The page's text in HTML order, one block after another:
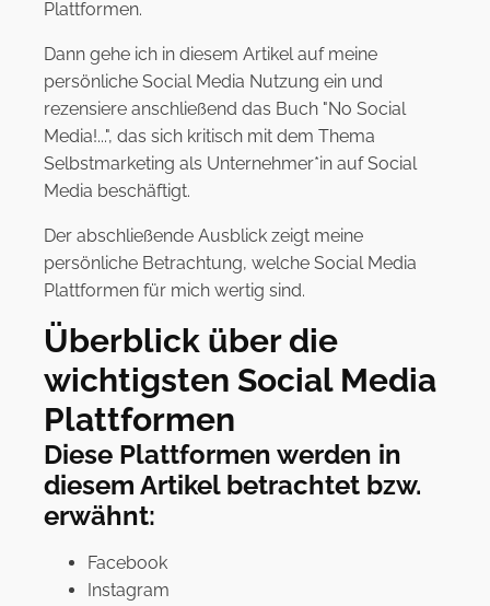
Plattformen.
Dann gehe ich in diesem Artikel auf meine
persönliche Social Media Nutzung ein und
rezensiere anschließend das Buch "No Social
Media!...", das sich kritisch mit dem Thema
Selbstmarketing als Unternehmer*in auf Social
Media beschäftigt.
Der abschließende Ausblick zeigt meine
persönliche Betrachtung, welche Social Media
Plattformen für mich wertig sind.
Überblick über die
wichtigsten Social Media
Plattformen
Diese Plattformen werden in
diesem Artikel betrachtet bzw.
erwähnt:
Facebook
Instagram